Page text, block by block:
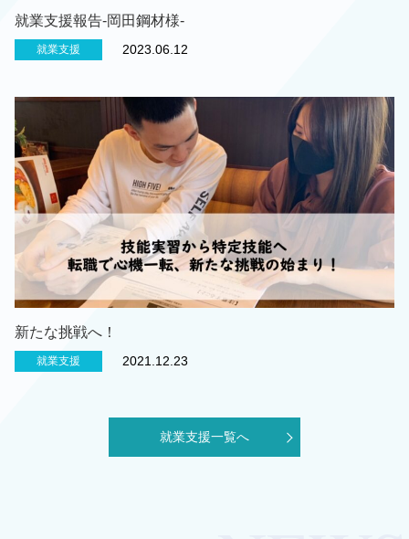
就業支援報告-岡田鋼材様-
就業支援 2023.06.12
新たな挑戦へ！
就業支援 2021.12.23
就業支援一覧へ